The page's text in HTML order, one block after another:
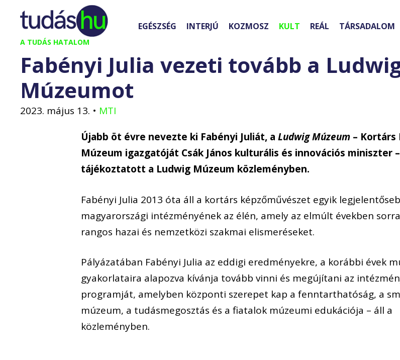
Kilépés
tartalomba
A TUDÁS HATALOM
EGÉSZSÉG INTERJÚ KOZMOSZ KULT REÁL TÁRSADALOM
Fabényi Julia vezeti tovább a
Múzeumot
2023. május 13. • MTI
Újabb öt évre nevezte ki Fabényi Juliát, aLudwig Múzeum –
Múzeum igazgatóját Csák János kulturális és innovációs miniszter –
tájékoztatott a Ludwig Múzeum közleményben.
Fabényi Julia 2013 óta áll a kortárs képzőművészet egyik
magyarországi intézményének az élén, amely az elmúlt években
rangos hazai és nemzetközi szakmai elismeréseket.
Pályázatában Fabényi Julia az eddigi eredményekre, a korábbi évek
gyakorlataira alapozva kívánja tovább vinni és megújítani az
programját, amelyben központi szerepet kap a fenntarthatóság, a
múzeum, a tudásmegosztás és a fiatalok múzeumi edukációja – áll a
közleményben.